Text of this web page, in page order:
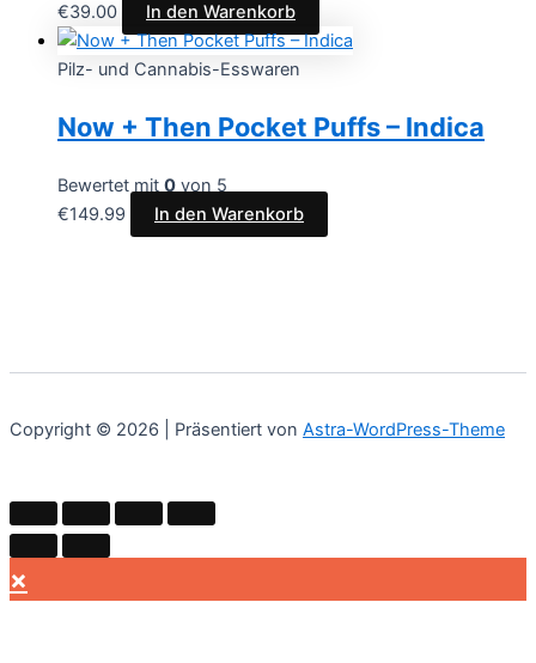
€39.00 In den Warenkorb
Pilz- und Cannabis-Esswaren
Now + Then Pocket Puffs – Indica
Bewertet mit 0 von 5
€149.99 In den Warenkorb
Copyright © 2026 | Präsentiert von Astra-WordPress-Theme
×